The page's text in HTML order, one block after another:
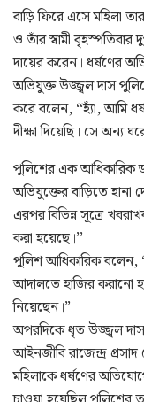
বাড়ি ফিরে এসে মহিলা
ও তাঁর স্বামী
দায়ের করেন। ধর্ষণের
অভিযুক্ত উজ্জ্বল দাস
করে বলেন, ‘‘হ্যাঁ, আমি
দীক্ষা দিয়েছি। সে অন্য
পুলিশের এক আধিকারিক
অভিযুক্তের বাড়িতে হানা
এরপর বিভিন্ন সূত্রে
করা হয়েছে।’’
পুলিশ আধিকারিক
আদালতে হাজির করানো
নিয়েছেন।”
অপরদিকে ধৃত উজ্জ্বল
আইনজীবি রাজেন্দ্র
মহিলাকে ধর্ষণের